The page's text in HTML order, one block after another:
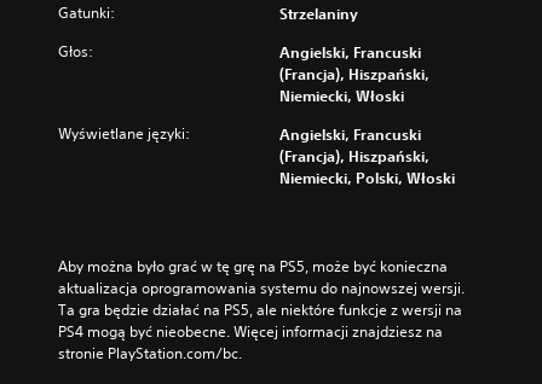
Gatunki: Strzelaniny
Głos:
Angielski, Francuski
(Francja), Hiszpański,
Niemiecki, Włoski
Wyświetlane języki:
Angielski, Francuski
(Francja), Hiszpański,
Niemiecki, Polski, Włoski
Aby można było grać w tę grę na PS5, może być konieczna
aktualizacja oprogramowania systemu do najnowszej wersji.
Ta gra będzie działać na PS5, ale niektóre funkcje z wersji na
PS4 mogą być nieobecne. Więcej informacji znajdziesz na
stronie PlayStation.com/bc.